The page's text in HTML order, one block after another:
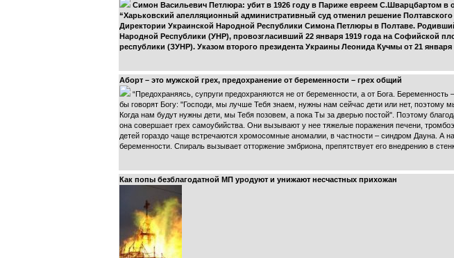
Симон Васильевич Петлюра: убит в 1926 году в Париже евреем С.Шварцбартом в
“Харьковский апелляционный административный суд отменил решение
Директории Украинской Народной Республики Симона Петлюры в Полтаве.
Народной Республики (УНР), провозгласивший 22 января 1919 года на Софийской
республики (ЗУНР). Указом второго президента Украины Леонида Кучмы от 21
Аборт – это мужской грех, предохранение от беременности – грех общий
“Предохраняясь, супруги предохраняются не от беременности, а от Бога. Беременность
бы говорят Богу: "Господи, мы лучше Тебя знаем, нужны нам сейчас дети или нет, поэтому
Когда нам будут нужны дети, мы Тебя позовем, а пока Ты за дверью постой". Поэтому
она совершает грех самоубийства. Они вызывают у нее тяжелые поражения печени,
детей гораздо чаще встречаются хромосомные аномалии, в частности – синдром Дауна. А
беременности. Спираль вызывает отторжение эмбриона, препятствует его внедрению в
Как попы безблагодатной МП уродуют и унижают несчастных прихожан